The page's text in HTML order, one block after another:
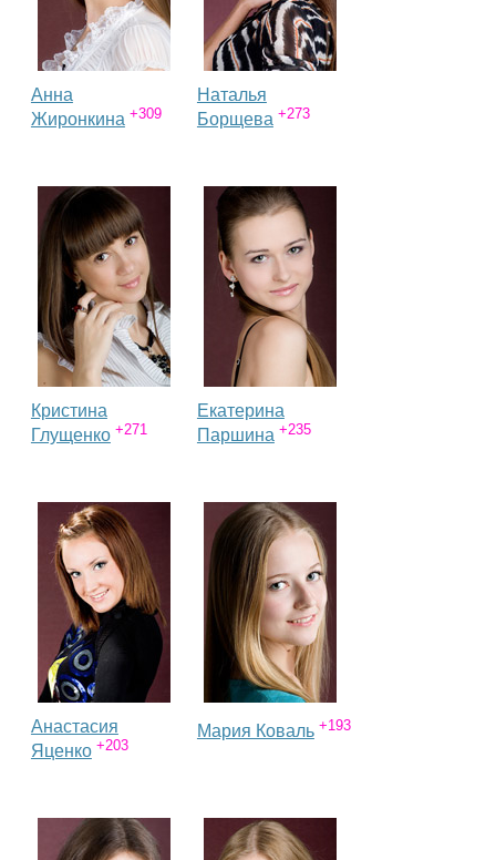
Анна
Жиронкина +309
Наталья
Борщева +273
Кристина
Глущенко +271
Екатерина
Паршина +235
Анастасия
Яценко +203
Мария Коваль +193